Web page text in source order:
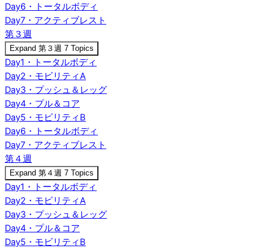
Day6・トータルボディ
Day7・アクティブレスト
第３週
Expand 第３週 7 Topics
Day1・トータルボディ
Day2・モビリティA
Day3・プッシュ＆レッグ
Day4・プル＆コア
Day5・モビリティB
Day6・トータルボディ
Day7・アクティブレスト
第４週
Expand 第４週 7 Topics
Day1・トータルボディ
Day2・モビリティA
Day3・プッシュ＆レッグ
Day4・プル＆コア
Day5・モビリティB